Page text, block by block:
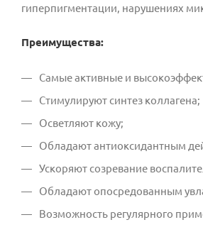
гиперпигментации, нарушениях
Преимущества:
Самые активные и
Стимулируют синтез коллагена;
Осветляют кожу;
Обладают антиоксидантным
Ускоряют созревание
Обладают опосредованным
Возможность регулярного